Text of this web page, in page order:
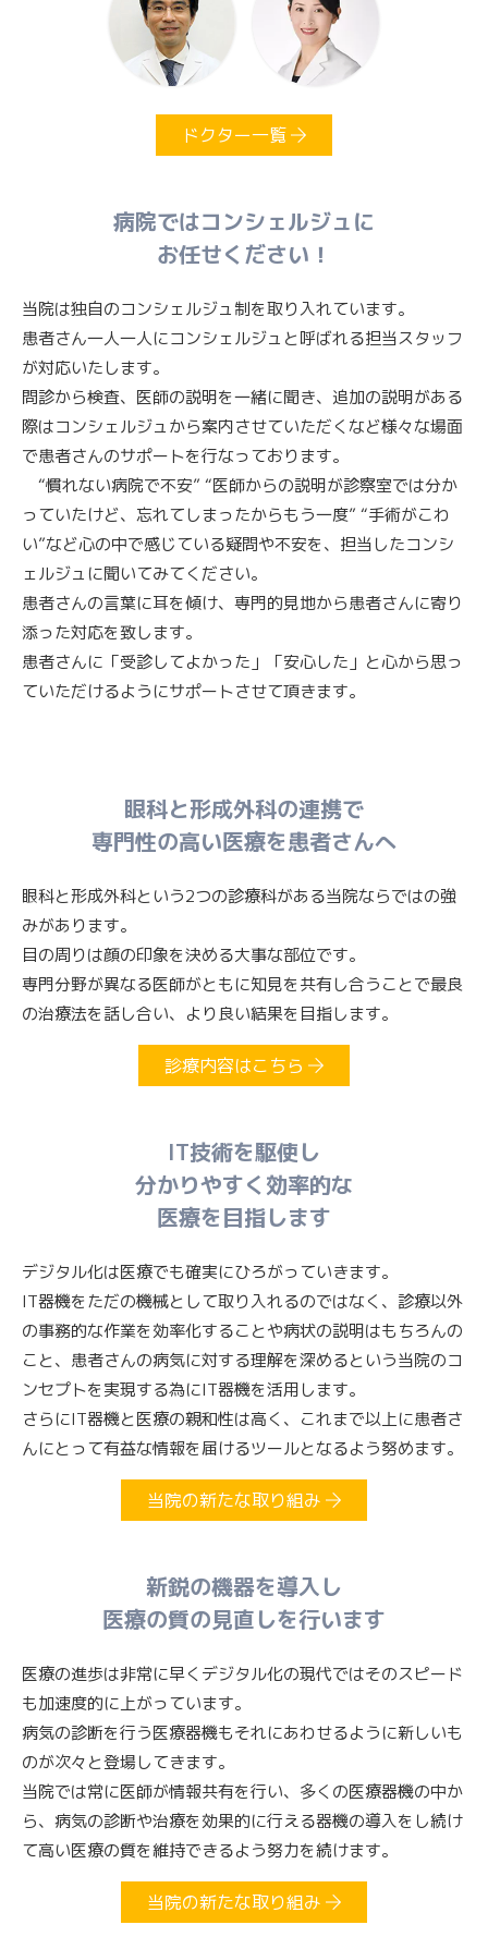
ドクター一覧
病院ではコンシェルジュに
お任せください！
当院は独自のコンシェルジュ制を取り入れています。
患者さん一人一人にコンシェルジュと呼ばれる担当スタッフ
が対応いたします。
問診から検査、医師の説明を一緒に聞き、追加の説明がある
際はコンシェルジュから案内させていただくなど様々な場面
で患者さんのサポートを行なっております。
“慣れない病院で不安” “医師からの説明が診察室では分か
っていたけど、 忘れてしまったからもう一度” “手術がこわ
い”など心の中で感じている疑問や不安を、 担当したコンシ
ェルジュに聞いてみてください。
患者さんの言葉に耳を傾け、専門的見地から患者さんに寄り
添った対応を致します。
患者さんに「受診してよかった」「安心した」と心から思っ
ていただけるようにサポートさせて頂きます。
眼科と形成外科の連携で
専門性の高い医療を患者さんへ
眼科と形成外科という2つの診療科がある当院ならではの強
みがあります。
目の周りは顔の印象を決める大事な部位です。
専門分野が異なる医師がともに知見を共有し合うことで最良
の治療法を話し合い、より良い結果を目指します。
診療内容はこちら
IT技術を駆使し
分かりやすく効率的な
医療を目指します
デジタル化は医療でも確実にひろがっていきます。
IT器機をただの機械として取り入れるのではなく、診療以外
の事務的な作業を効率化することや病状の説明はもちろんの
こと、 患者さんの病気に対する理解を深めるという当院のコ
ンセプトを実現する為にIT器機を活用します。
さらにIT器機と医療の親和性は高く、これまで以上に患者さ
んにとって有益な情報を届けるツールとなるよう努めます。
当院の新たな取り組み
新鋭の機器を導入し
医療の質の見直しを行います
医療の進歩は非常に早くデジタル化の現代ではそのスピード
も加速度的に上がっています。
病気の診断を行う医療器機もそれにあわせるように新しいも
のが次々と登場してきます。
当院では常に医師が情報共有を行い、多くの医療器機の中か
ら、 病気の診断や治療を効果的に行える器機の導入をし続け
て高い医療の質を維持できるよう努力を続けます。
当院の新たな取り組み